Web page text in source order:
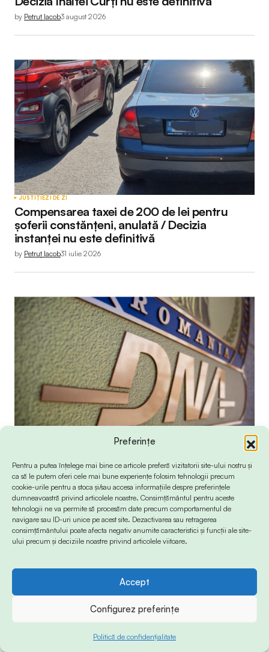
Preferințe
Pentru a putea înțelege mai bine ce articole preferă vizitatorii site-ului nostru și
ca să le putem oferi cele mai bune experiențe folosim tehnologii precum
cookie-urile pentru a stoca și/sau accesa informațiile despre preferințele
dumneavoastră privind articolele noastre. Consimțământul pentru aceste
tehnologii ne va permite să procesăm date precum comportamentul de
navigare sau ID-uri unice pe acest site. Dezactivarea sau retragerea
consimțământului poate afecta negativ anumite caracteristici și funcții ale site-
ului precum și deciziile noastre privind articolele viitoare.
Accept
Configurez preferințe
Politică de confidențialitate
by Petruț Iacob3 august 2026
JUSTIȚIEZI DE ZI
Compensarea taxei de 200 de lei pentru
șoferii constănțeni, anulată / Decizia
instanței nu este definitivă
by Petruț Iacob31 iulie 2026
Vameșii de la Constanța care au recunoscut
că au luat șpagă au acceptat pedepse de
închisoare cu suspendare, susțin procurorii
DNA / Dosarele ajung la Tribunalul
Constanța
by Petruț Iacob 27 iulie 2026